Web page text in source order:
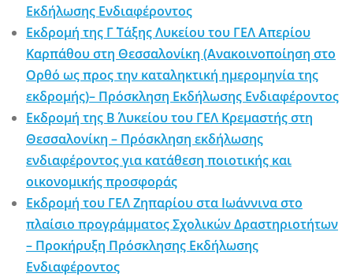
Εκδήλωσης Ενδιαφέροντος
Εκδρομή της Γ΄ Τάξης Λυκείου του ΓΕΛ Απερίου
Καρπάθου στη Θεσσαλονίκη (Ανακοινοποίηση στο
Ορθό ως προς την καταληκτική ημερομηνία της
εκδρομής)– Πρόσκληση Εκδήλωσης Ενδιαφέροντος
Εκδρομή της Β΄ Λυκείου του ΓΕΛ Κρεμαστής στη
Θεσσαλονίκη – Πρόσκληση εκδήλωσης
ενδιαφέροντος για κατάθεση ποιοτικής και
οικονομικής προσφοράς
Εκδρομή του ΓΕΛ Ζηπαρίου στα Ιωάννινα στο
πλαίσιο προγράμματος Σχολικών Δραστηριοτήτων
– Προκήρυξη Πρόσκλησης Εκδήλωσης
Ενδιαφέροντος